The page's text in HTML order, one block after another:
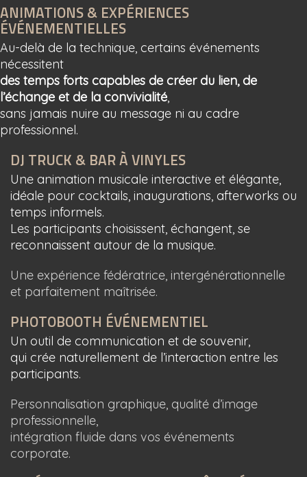
ANIMATIONS & EXPÉRIENCES
ÉVÉNEMENTIELLES
Au-delà de la technique, certains événements
nécessitent
des temps forts capables de créer du lien, de
l’échange et de la convivialité,
sans jamais nuire au message ni au cadre
professionnel.
DJ TRUCK & BAR À VINYLES
Une animation musicale interactive et élégante,
idéale pour cocktails, inaugurations, afterworks ou
temps informels.
Les participants choisissent, échangent, se
reconnaissent autour de la musique.
Une expérience fédératrice, intergénérationnelle
et parfaitement maîtrisée.
PHOTOBOOTH ÉVÉNEMENTIEL
Un outil de communication et de souvenir,
qui crée naturellement de l’interaction entre les
participants.
Personnalisation graphique, qualité d’image
professionnelle,
intégration fluide dans vos événements
corporate.